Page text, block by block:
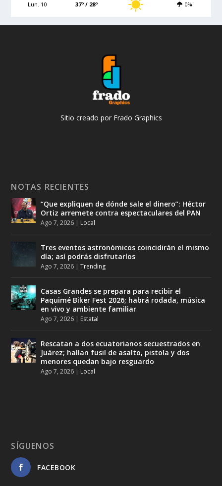
Lun. 10 37º / 28º 0%
Sitio creado por Frado Graphics
NOTAS RECIENTES
“Que expliquen de dónde sale el dinero”: Héctor
Ortiz arremete contra espectaculares del PAN
Ago 7, 2026 | Local
Tres eventos astronómicos coincidirán el mismo
día; así podrás disfrutarlos
Ago 7, 2026 |Trending
Casas Grandes se prepara para recibir el
Paquimé Biker Fest 2026; habrá rodada, música
en vivo y ambiente familiar
Ago 7, 2026 | Estatal
Rescatan a dos ecuatorianos secuestrados en
Juárez; hallan fusil de asalto, pistola y dos
menores quedan bajo resguardo
Ago 7, 2026 | Local
SÍGUENOS
FACEBOOK